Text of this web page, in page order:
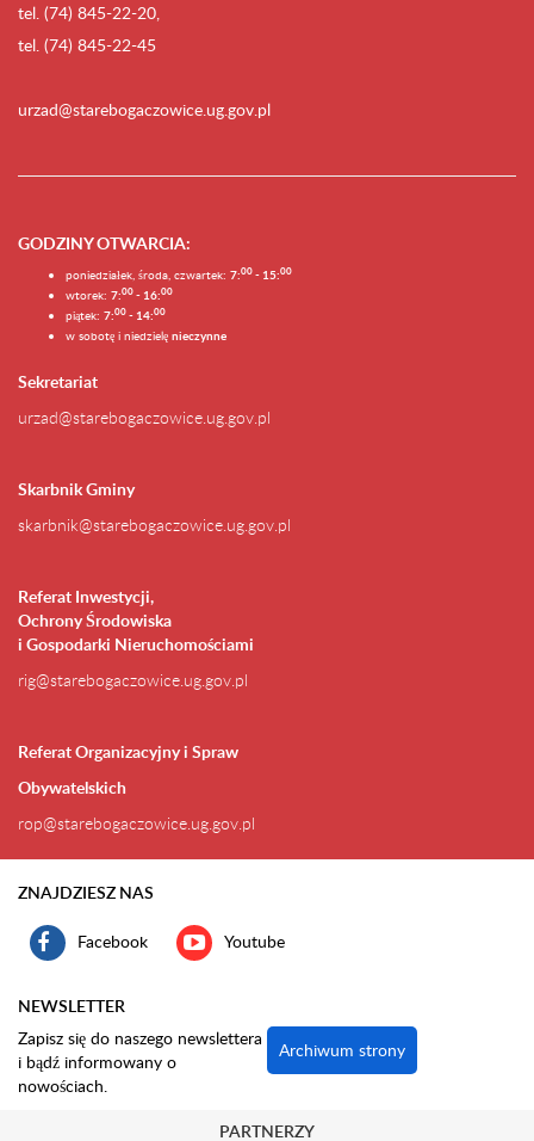
tel. (74) 845-22-20,
tel. (74) 845-22-45
urzad@starebogaczowice.ug.gov.pl
GODZINY OTWARCIA:
poniedziałek, środa, czwartek: 7:00 - 15:00
wtorek: 7:00 - 16:00
piątek: 7:00 - 14:00
w sobotę i niedzielę nieczynne
Sekretariat
urzad@starebogaczowice.ug.gov.pl
Skarbnik Gminy
skarbnik@starebogaczowice.ug.gov.pl
Referat Inwestycji,
Ochrony Środowiska
i Gospodarki Nieruchomościami
rig@starebogaczowice.ug.gov.pl
Referat Organizacyjny i Spraw
Obywatelskich
rop@starebogaczowice.ug.gov.pl
ZNAJDZIESZ NAS
Facebook Youtube
NEWSLETTER
Zapisz się do naszego newslettera
i bądź informowany o
nowościach.
Archiwum strony
PARTNERZY